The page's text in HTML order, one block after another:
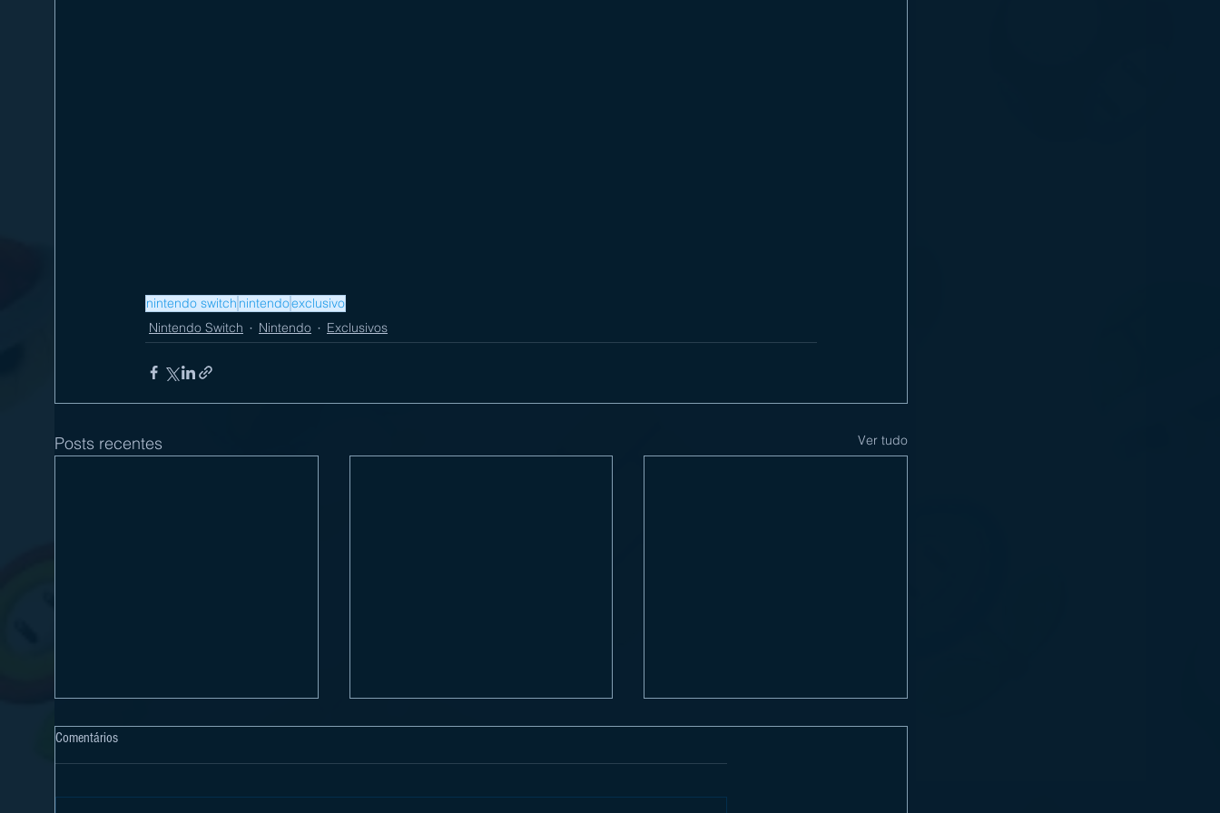
nintendo switch nintendoexclusivo
Nintendo Switch
Nintendo Exclusivos
Posts recentes Ver tudo
Comentários